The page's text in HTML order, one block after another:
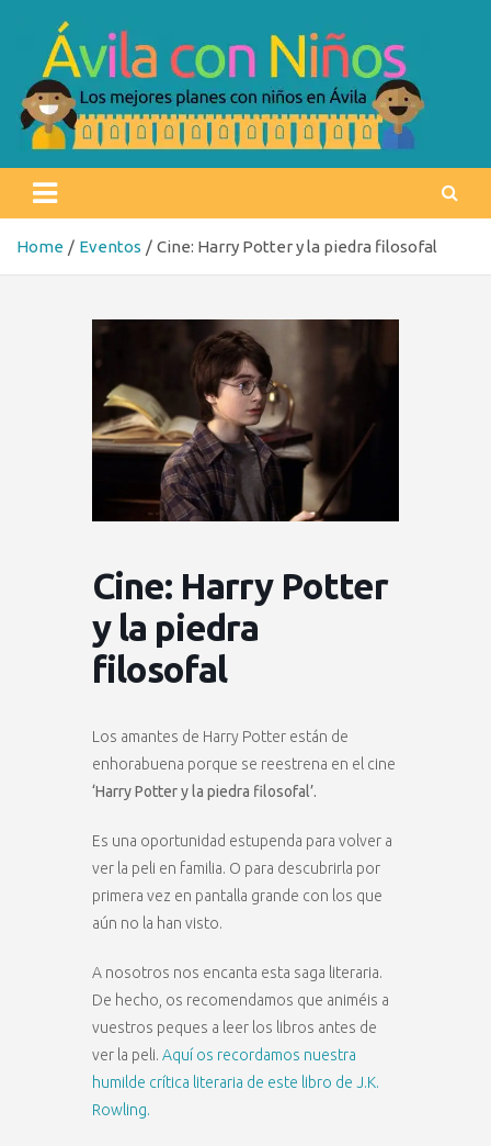
content
Ávila con niños
Home Eventos Cine: Harry Potter y la piedra filosofal
Cine: Harry Potter
y la piedra
filosofal
Los amantes de Harry Potter están de
enhorabuena porque se reestrena en el cine
‘Harry Potter y la piedra filosofal’.
Es una oportunidad estupenda para volver a
ver la peli en familia. O para descubrirla por
primera vez en pantalla grande con los que
aún no la han visto.
A nosotros nos encanta esta saga literaria.
De hecho, os recomendamos que animéis a
vuestros peques a leer los libros antes de
ver la peli. Aquí os recordamos nuestra
humilde crítica literaria de este libro de J.K.
Rowling.